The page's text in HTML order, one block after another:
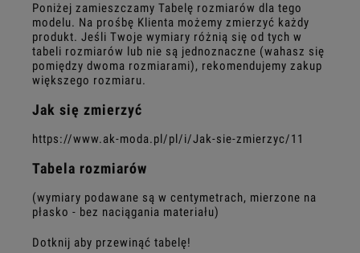
Poniżej zamieszczamy Tabelę rozmiarów dla tego
modelu. Na prośbę Klienta możemy zmierzyć każdy
produkt. Jeśli Twoje wymiary różnią się od tych w
tabeli rozmiarów lub nie są jednoznaczne (wahasz się
pomiędzy dwoma rozmiarami), rekomendujemy zakup
większego rozmiaru.
Jak się zmierzyć
https://www.ak-moda.pl/pl/i/Jak-sie-zmierzyc/11
Tabela rozmiarów
(wymiary podawane są w centymetrach, mierzone na
płasko - bez naciągania materiału)